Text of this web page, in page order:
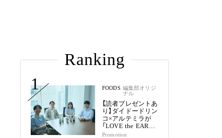
Ranking
1
FOODS 編集部オリジ
ナル
【読者プレゼントあ
り】ダイドードリン
コ×アルテミラが
「LOVE the EARTH
シリーズ」で目指す
Promotion